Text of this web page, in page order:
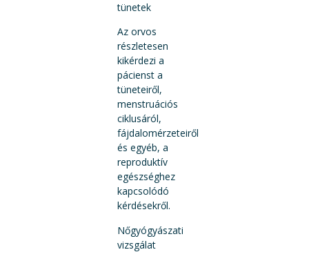
tünetek
Az orvos
részletesen
kikérdezi a
pácienst a
tüneteiről,
menstruációs
ciklusáról,
fájdalomérzeteiről
és egyéb, a
reproduktív
egészséghez
kapcsolódó
kérdésekről.
Nőgyógyászati
vizsgálat